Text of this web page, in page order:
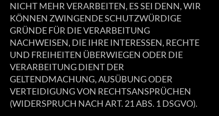
NICHT MEHR VERARBEITEN, ES SEI DENN, WIR
KÖNNEN ZWINGENDE SCHUTZWÜRDIGE
GRÜNDE FÜR DIE VERARBEITUNG
NACHWEISEN, DIE IHRE INTERESSEN, RECHTE
UND FREIHEITEN ÜBERWIEGEN ODER DIE
VERARBEITUNG DIENT DER
GELTENDMACHUNG, AUSÜBUNG ODER
VERTEIDIGUNG VON RECHTSANSPRÜCHEN
(WIDERSPRUCH NACH ART. 21 ABS. 1 DSGVO).